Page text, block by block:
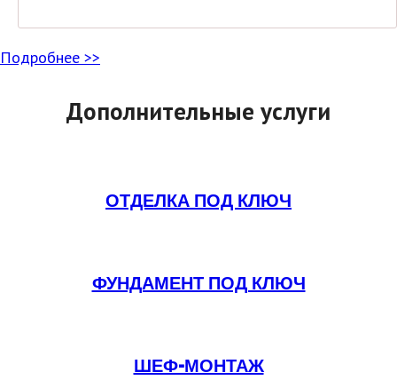
Подробнее >>
Дополнительные услуги
ОТДЕЛКА ПОД КЛЮЧ
ФУНДАМЕНТ ПОД КЛЮЧ
ШЕФ-МОНТАЖ